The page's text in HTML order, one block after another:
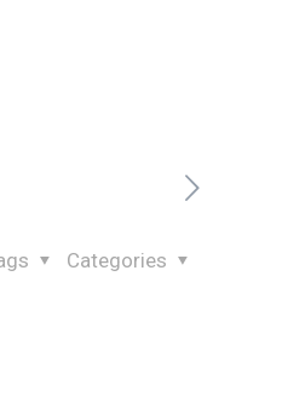
Categories